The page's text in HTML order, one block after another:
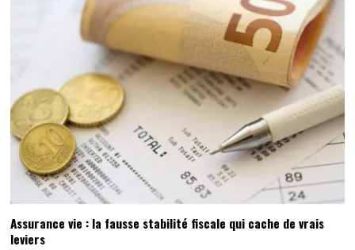
Assurance vie : la fausse stabilité fiscale qui cache de vrais
leviers